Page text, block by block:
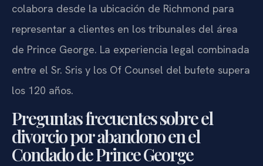
colabora desde la ubicación de Richmond para
representar a clientes en los tribunales del área
de Prince George. La experiencia legal combinada
entre el Sr. Sris y los Of Counsel del bufete supera
los 120 años.
Preguntas frecuentes sobre el
divorcio por abandono en el
Condado de Prince George